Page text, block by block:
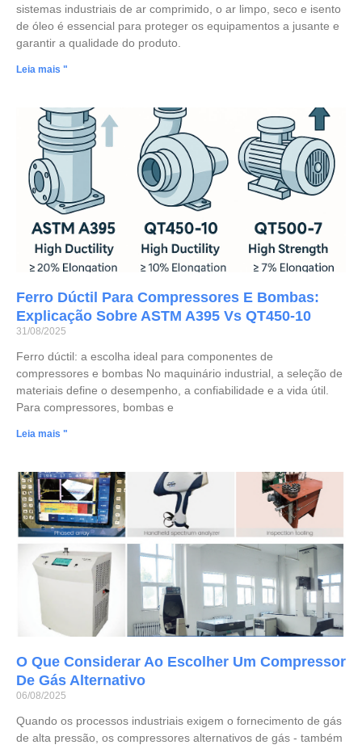
sistemas industriais de ar comprimido, o ar limpo, seco e isento
de óleo é essencial para proteger os equipamentos a jusante e
garantir a qualidade do produto.
Leia mais "
Ferro Dúctil Para Compressores E Bombas:
Explicação Sobre ASTM A395 Vs QT450-10
31/08/2025
Ferro dúctil: a escolha ideal para componentes de
compressores e bombas No maquinário industrial, a seleção de
materiais define o desempenho, a confiabilidade e a vida útil.
Para compressores, bombas e
Leia mais "
O Que Considerar Ao Escolher Um Compressor
De Gás Alternativo
06/08/2025
Quando os processos industriais exigem o fornecimento de gás
de alta pressão, os compressores alternativos de gás - também